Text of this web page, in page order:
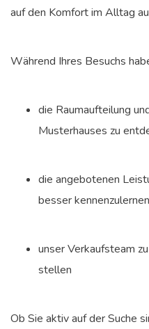
auf den Komfort im Alltag
Während Ihres Besuchs
die Raumaufteilung
Musterhauses zu
die angebotenen
besser kennenzulernen
unser Verkaufsteam
stellen
Ob Sie aktiv auf der Suche